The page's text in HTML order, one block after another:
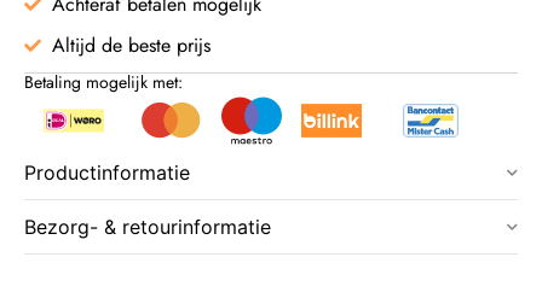
Altijd de beste prijs
Betaling mogelijk met:
Productinformatie
Bezorg- & retourinformatie